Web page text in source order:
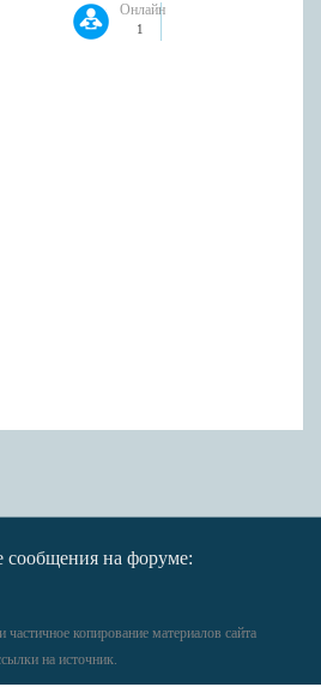
Онлайн
1
сообщения на форуме:
копирование материалов сайта
на источник.